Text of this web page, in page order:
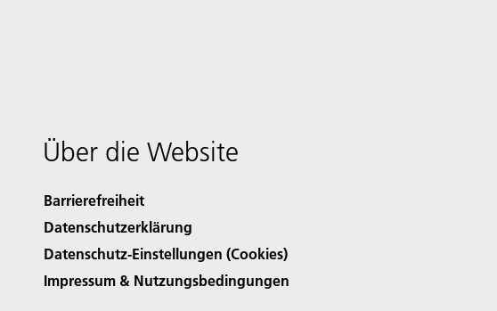
Über die Website
Barrierefreiheit
Datenschutzerklärung
Datenschutz-Einstellungen (Cookies)
Impressum & Nutzungsbedingungen